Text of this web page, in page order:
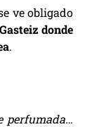
ve obligado
donde
.
perfumada…